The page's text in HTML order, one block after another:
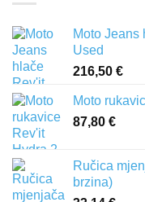
Moto Jeans
Used
216,50 €
Moto
87,80 €
Ručica
brzina)